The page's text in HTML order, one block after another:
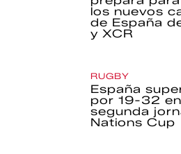
los nuevos
de España
y XCR
RUGBY
España
por 19-32
segunda
Nations Cup